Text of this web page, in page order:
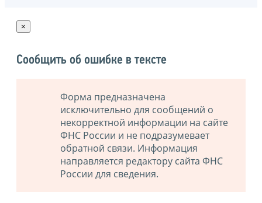
×
Сообщить об ошибке в тексте
Форма предназначена
исключительно для сообщений о
некорректной информации на сайте
ФНС России и не подразумевает
обратной связи. Информация
направляется редактору сайта ФНС
России для сведения.